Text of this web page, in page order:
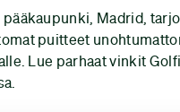
pääkaupunki, Madrid,
puitteet
Lue parhaat vinkit